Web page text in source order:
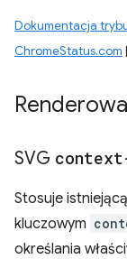
Dokumentacja
ChromeStatus.com |
SVG
Stosuje
kluczowym
określania